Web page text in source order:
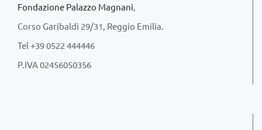
Fondazione Palazzo Magnani
Corso Garibaldi 29/31, Reggio Emilia.
Tel +39 0522 444446
P.IVA 02456050356